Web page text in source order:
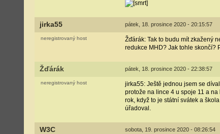
jirka55 pátek, 18. prosince 2020 - 20:15:57
neregistrovaný host
Žďárák: Tak to budu mít zkažený
redukce MHD? Jak tohle skončí?
Žďárák pátek, 18. prosince 2020 - 22:38:57
neregistrovaný host
jirka55: Ještě jednou jsem se
protože na lince 4 u spoje 11 a
rok, když to je státní svátek a
úřadoval.
W3C sobota, 19. prosince 2020 - 08:26:54